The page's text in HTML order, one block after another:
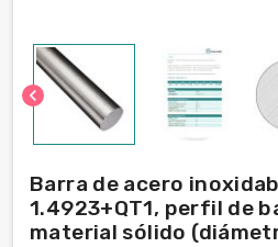
chevron_left
Barra de acero
1.4923+QT1, perfil de
material sólido